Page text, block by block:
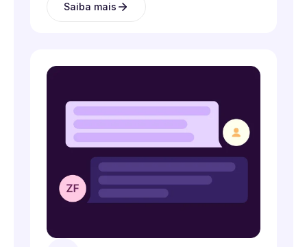
Saiba mais